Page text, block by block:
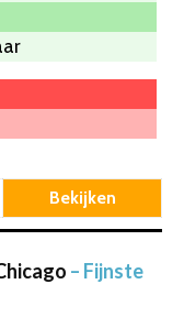
Bekijken
– Fijnste